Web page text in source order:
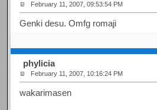
February 11, 2007, 09:53:54 PM
Genki desu. Omfg romaji
phylicia
February 11, 2007, 10:16:24 PM
wakarimasen